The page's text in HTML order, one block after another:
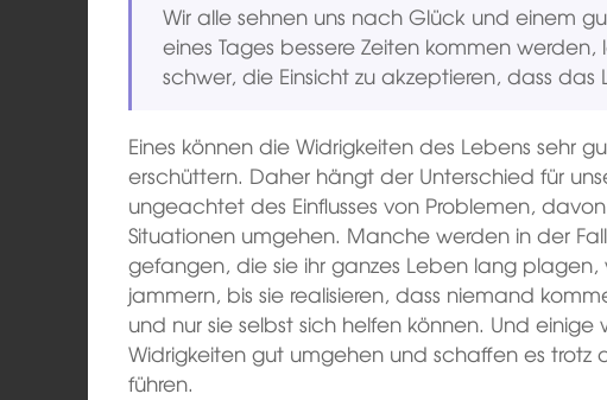
Wir alle sehnen uns nach Glück und einem
eines Tages bessere Zeiten kommen werden,
schwer, die Einsicht zu akzeptieren, dass
Eines können die Widrigkeiten des Lebens sehr
erschüttern. Daher hängt der Unterschied für
ungeachtet des Einflusses von Problemen,
Situationen umgehen. Manche werden in der
gefangen, die sie ihr ganzes Leben lang
jammern, bis sie realisieren, dass niemand
und nur sie selbst sich helfen können. Und
Widrigkeiten gut umgehen und schaffen es trotz
führen.